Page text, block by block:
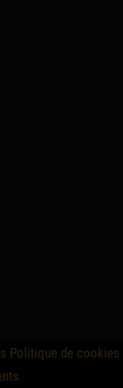
Politique de cookies